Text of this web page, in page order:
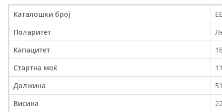
Каталошки број
Поларитет
Капацитет
Стартна моќ
Должина
Висина